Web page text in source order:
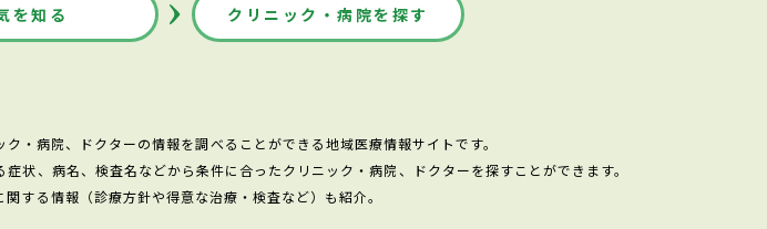
を知る クリニック・病院を探す
・病院、ドクターの情報を調べることができる地域医療情報サイトです。
、病名、検査名などから条件に合ったクリニック・病院、ドクターを探すことができます。
する情報（診療方針や得意な治療・検査など）も紹介。